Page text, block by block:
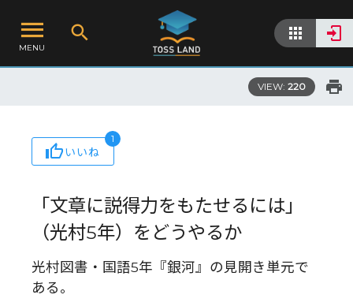
MENU
VIEW: 220
いいね
1
「文章に説得力をもたせるには」
（光村5年）をどうやるか
光村図書・国語5年『銀河』の見開き単元で
ある。